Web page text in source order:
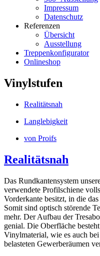
Impressum
Datenschutz
Referenzen
Übersicht
Ausstellung
Treppenkonfigurator
Onlineshop
Vinylstufen
Realitätsnah
Langlebigkeit
von Proifs
Realitätsnah
Das Rundkantensystem
verwendete Profilschiene
Vorderkante besitzt, in die
Somit sind optisch störende
mehr. Der Aufbau der
genial. Die Oberfläche
Vinylmaterial, wie es auch
belasteten Gewerberäumen